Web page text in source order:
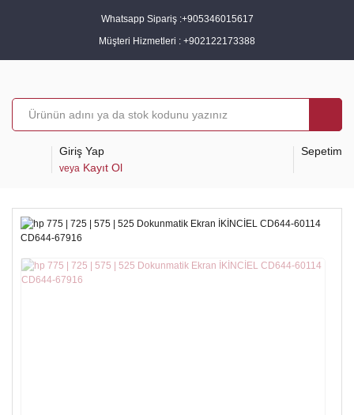
Whatsapp Sipariş :+905346015617
Müşteri Hizmetleri : +902122173388
Giriş Yap
veya Kayıt Ol
Sepetim